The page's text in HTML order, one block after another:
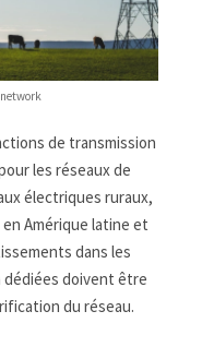
de transmission
les réseaux de
électriques ruraux,
Amérique latine et
dans les
doivent être
du réseau.